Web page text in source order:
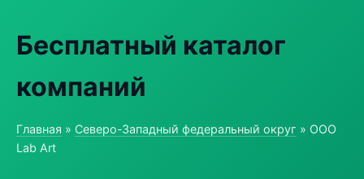
Бесплатный каталог
компаний
Главная » Северо-Западный федеральный округ » ООО
Lab Art